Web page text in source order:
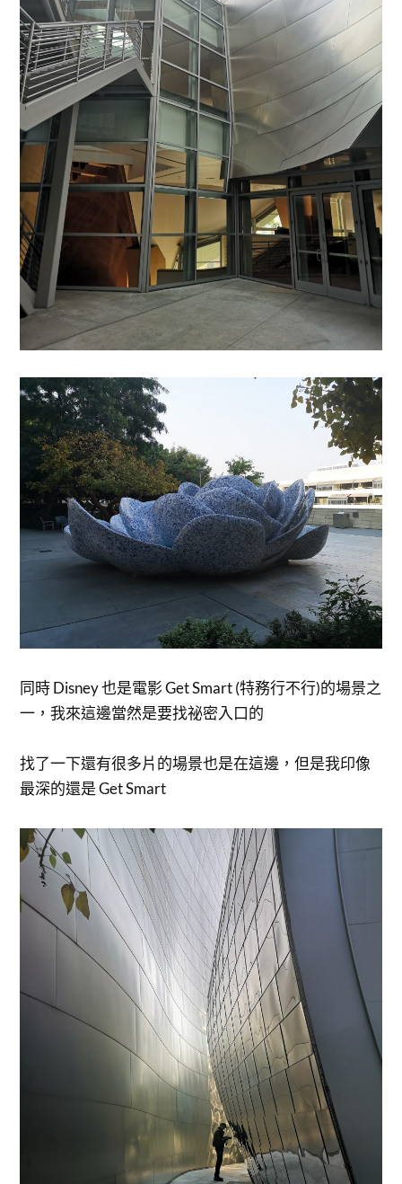
同時 Disney 也是電影 Get Smart (特務行不行)的場景之
一，我來這邊當然是要找祕密入口的
找了一下還有很多片的場景也是在這邊，但是我印像
最深的還是 Get Smart